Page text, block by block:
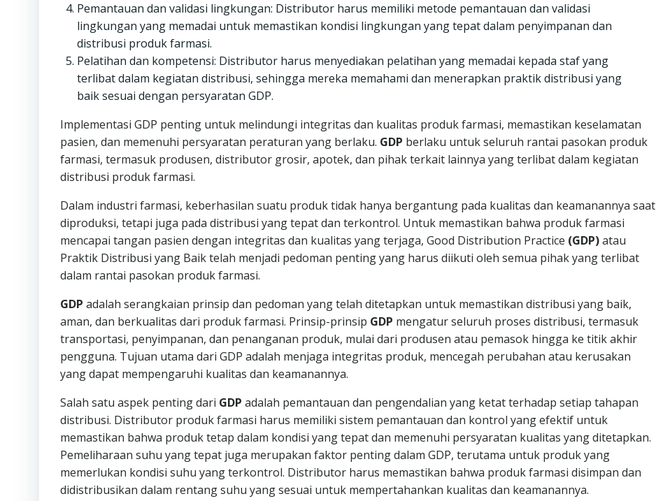
Pemantauan dan validasi lingkungan: Distributor harus memiliki metode pemantauan dan validasi
lingkungan yang memadai untuk memastikan kondisi lingkungan yang tepat dalam penyimpanan dan
distribusi produk farmasi.
Pelatihan dan kompetensi: Distributor harus menyediakan pelatihan yang memadai kepada staf yang
terlibat dalam kegiatan distribusi, sehingga mereka memahami dan menerapkan praktik distribusi yang
baik sesuai dengan persyaratan GDP.
Implementasi GDP penting untuk melindungi integritas dan kualitas produk farmasi, memastikan keselamatan
pasien, dan memenuhi persyaratan peraturan yang berlaku. GDP berlaku untuk seluruh rantai pasokan produk
farmasi, termasuk produsen, distributor grosir, apotek, dan pihak terkait lainnya yang terlibat dalam kegiatan
distribusi produk farmasi.
Dalam industri farmasi, keberhasilan suatu produk tidak hanya bergantung pada kualitas dan keamanannya saat
diproduksi, tetapi juga pada distribusi yang tepat dan terkontrol. Untuk memastikan bahwa produk farmasi
mencapai tangan pasien dengan integritas dan kualitas yang terjaga, Good Distribution Practice (GDP)atau
Praktik Distribusi yang Baik telah menjadi pedoman penting yang harus diikuti oleh semua pihak yang terlibat
dalam rantai pasokan produk farmasi.
GDP adalah serangkaian prinsip dan pedoman yang telah ditetapkan untuk memastikan distribusi yang baik,
aman, dan berkualitas dari produk farmasi. Prinsip-prinsip GDP mengatur seluruh proses distribusi, termasuk
transportasi, penyimpanan, dan penanganan produk, mulai dari produsen atau pemasok hingga ke titik akhir
pengguna. Tujuan utama dari GDP adalah menjaga integritas produk, mencegah perubahan atau kerusakan
yang dapat mempengaruhi kualitas dan keamanannya.
Salah satu aspek penting dari GDP adalah pemantauan dan pengendalian yang ketat terhadap setiap tahapan
distribusi. Distributor produk farmasi harus memiliki sistem pemantauan dan kontrol yang efektif untuk
memastikan bahwa produk tetap dalam kondisi yang tepat dan memenuhi persyaratan kualitas yang ditetapkan.
Pemeliharaan suhu yang tepat juga merupakan faktor penting dalam GDP, terutama untuk produk yang
memerlukan kondisi suhu yang terkontrol. Distributor harus memastikan bahwa produk farmasi disimpan dan
didistribusikan dalam rentang suhu yang sesuai untuk mempertahankan kualitas dan keamanannya.